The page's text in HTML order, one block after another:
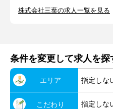
株式会社三葉の求人一覧を見る
条件を変更して求人を探
エリア 指定しな
こだわり 指定しな